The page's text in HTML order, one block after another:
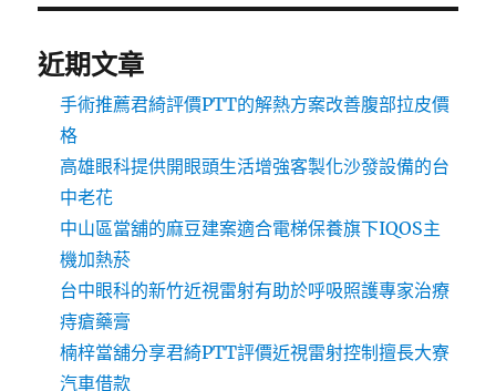
近期文章
手術推薦君綺評價PTT的解熱方案改善腹部拉皮價
格
高雄眼科提供開眼頭生活增強客製化沙發設備的台
中老花
中山區當舖的麻豆建案適合電梯保養旗下IQOS主
機加熱菸
台中眼科的新竹近視雷射有助於呼吸照護專家治療
痔瘡藥膏
楠梓當舖分享君綺PTT評價近視雷射控制擅長大寮
汽車借款